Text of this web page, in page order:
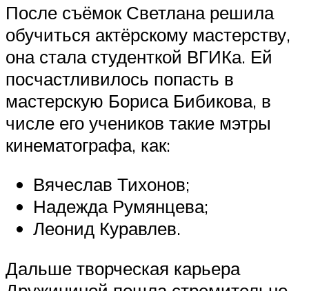
После съёмок Светлана решила
обучиться актёрскому мастерству,
она стала студенткой ВГИКа. Ей
посчастливилось попасть в
мастерскую Бориса Бибикова, в
числе его учеников такие мэтры
кинематографа, как:
Вячеслав Тихонов;
Надежда Румянцева;
Леонид Куравлев.
Дальше творческая карьера